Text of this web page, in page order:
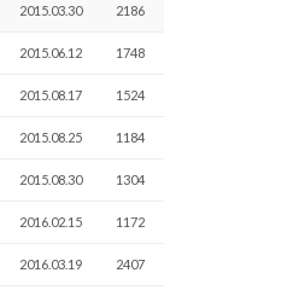
2015.03.30 2186
2015.06.12 1748
2015.08.17 1524
2015.08.25 1184
2015.08.30 1304
2016.02.15 1172
2016.03.19 2407